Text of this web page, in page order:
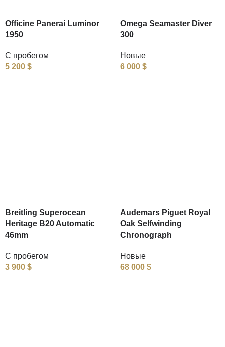
Officine Panerai Luminor
1950
С пробегом
5 200 $
Omega Seamaster Diver
300
Новые
6 000 $
Breitling Superocean
Heritage B20 Automatic
46mm
С пробегом
3 900 $
Audemars Piguet Royal
Oak Selfwinding
Chronograph
Новые
68 000 $